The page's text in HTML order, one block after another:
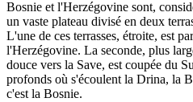
Bosnie et l'Herzégovine sont,
un vaste plateau divisé en deux
L'une de ces terrasses, étroite, est
l'Herzégovine. La seconde, plus
douce vers la Save, est coupée du
profonds où s'écoulent la Drina, la
c'est la Bosnie.